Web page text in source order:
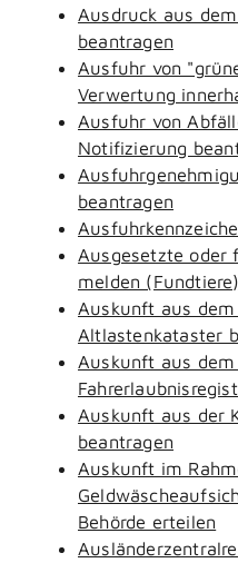
Ausdruck aus
beantragen
Ausfuhr von
Verwertung
Ausfuhr von
Notifizierung
beantragen
Ausgesetzte oder
melden (Fundtiere)
Auskunft aus
Altlastenkataster
Auskunft aus
Auskunft aus der
beantragen
Auskunft im
Behörde erteilen